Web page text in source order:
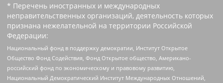
* Перечень иностранных и международных
неправительственных организаций, деятельность которых
признана нежелательной на территории Российской
Федерации:
Национальный фонд в поддержку демократии, Институт Открытое
Общество Фонд Содействия, Фонд Открытое общество, Американо-
российский фонд по экономическому и правовому развитию,
Национальный Демократический Институт Международных Отношений,